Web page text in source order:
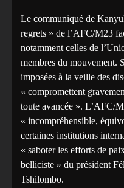
Le communiqué de
regrets » de l’AFC/M23
notamment celles de
membres du mouvement.
imposées à la veille des
« compromettent
toute avancée ». L’AFC/
« incompréhensible,
certaines institutions
« saboter les efforts de
belliciste » du président
Tshilombo.